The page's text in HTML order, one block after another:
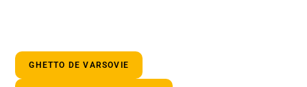
GHETTO DE VARSOVIE